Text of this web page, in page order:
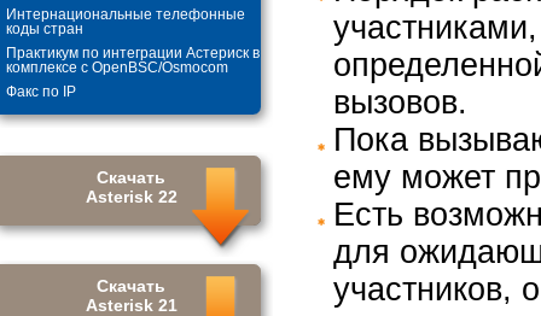
Интернациональные телефонные
коды стран
Практикум по интеграции Астериск в
комплексе с OpenBSC/Osmocom
Факс по IP
Скачать
Asterisk 22
Скачать
Asterisk 21
вызовов.
Пока
ему может
Есть
для
участников,